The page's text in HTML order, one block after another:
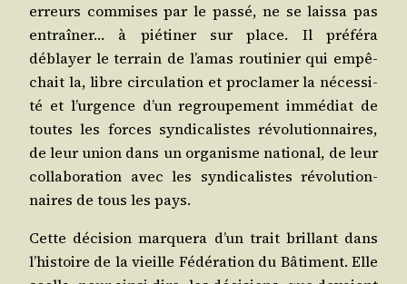
erreurs com­mises par le pas­sé, ne se lais­sa pas
entraî­ner… à pié­ti­ner sur place. Il pré­fé­ra
déblayer le ter­rain de l’amas rou­ti­nier qui empê­
chait la, libre cir­cu­la­tion et pro­cla­mer la néces­si­
té et l’urgence d’un regrou­pe­ment immé­diat de
toutes les forces syn­di­ca­listes révo­lu­tion­naires,
de leur union dans un orga­nisme natio­nal, de leur
col­la­bo­ra­tion avec les syn­di­ca­listes révo­lu­tion­
naires de tous les pays.
Cette déci­sion mar­que­ra d’un trait brillant dans
l’histoire de la vieille Fédé­ra­tion du Bâti­ment. Elle